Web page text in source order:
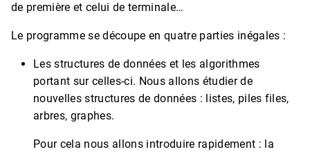
de première et celui de terminale…
Le programme se découpe en quatre parties inégales :
Les structures de données et les algorithmes
portant sur celles-ci. Nous allons étudier de
nouvelles structures de données : listes, piles files,
arbres, graphes.
Pour cela nous allons introduire rapidement : la